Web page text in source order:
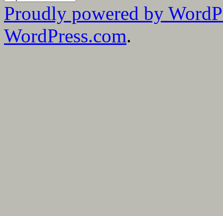
mina
bloggmånader
Proudly powered by
WordPress.com.